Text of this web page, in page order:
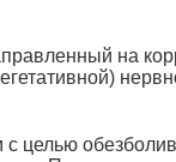
на
с целью